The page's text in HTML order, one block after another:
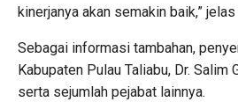
kinerjanya akan semakin baik,”
Sebagai informasi tambahan,
Kabupaten Pulau Taliabu, Dr.
serta sejumlah pejabat lainnya.